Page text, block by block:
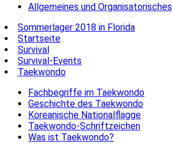
Allgemeines und Organisatorisches
Sommerlager 2018 in Florida
Startseite
Survival
Survival-Events
Taekwondo
Fachbegriffe im Taekwondo
Geschichte des Taekwondo
Koreanische Nationalflagge
Taekwondo-Schriftzeichen
Was ist Taekwondo?